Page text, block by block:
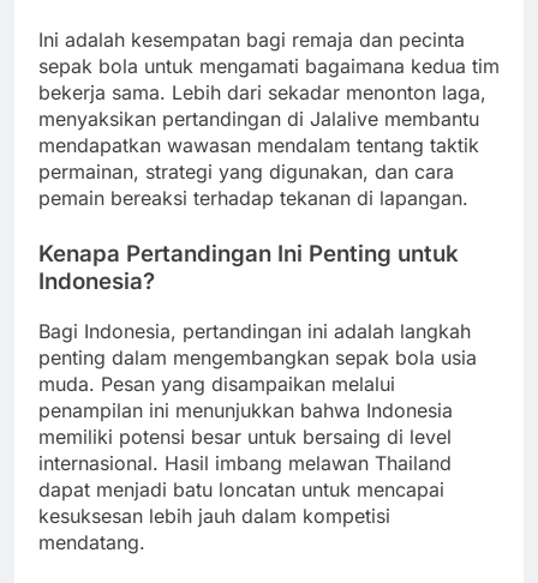
Ini adalah kesempatan bagi remaja dan pecinta
sepak bola untuk mengamati bagaimana kedua tim
bekerja sama. Lebih dari sekadar menonton laga,
menyaksikan pertandingan di Jalalive membantu
mendapatkan wawasan mendalam tentang taktik
permainan, strategi yang digunakan, dan cara
pemain bereaksi terhadap tekanan di lapangan.
Kenapa Pertandingan Ini Penting untuk
Indonesia?
Bagi Indonesia, pertandingan ini adalah langkah
penting dalam mengembangkan sepak bola usia
muda. Pesan yang disampaikan melalui
penampilan ini menunjukkan bahwa Indonesia
memiliki potensi besar untuk bersaing di level
internasional. Hasil imbang melawan Thailand
dapat menjadi batu loncatan untuk mencapai
kesuksesan lebih jauh dalam kompetisi
mendatang.